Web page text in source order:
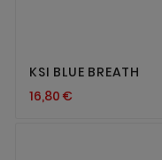
KSI BLUE BREATH
16,80 €